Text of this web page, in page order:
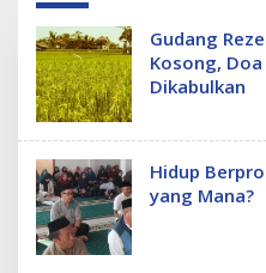
Gudang
Kosong,
Dikabulkan
Hidup
yang Mana?